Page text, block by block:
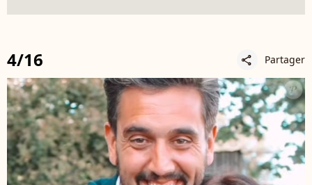
4/16 share Partager